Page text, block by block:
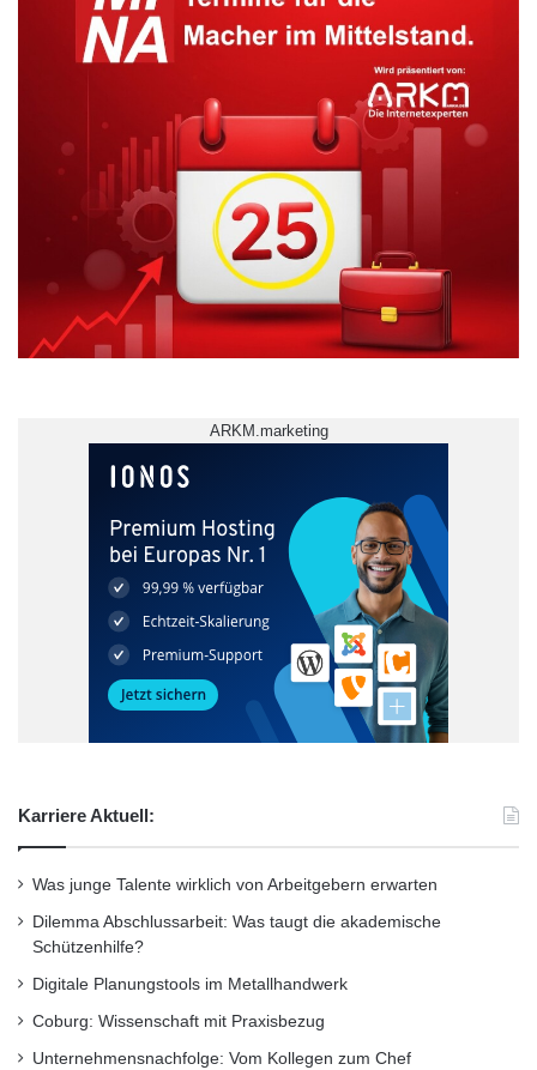
ARKM.marketing
Karriere Aktuell:
Was junge Talente wirklich von Arbeitgebern erwarten
Dilemma Abschlussarbeit: Was taugt die akademische
Schützenhilfe?
Digitale Planungstools im Metallhandwerk
Coburg: Wissenschaft mit Praxisbezug
Unternehmensnachfolge: Vom Kollegen zum Chef